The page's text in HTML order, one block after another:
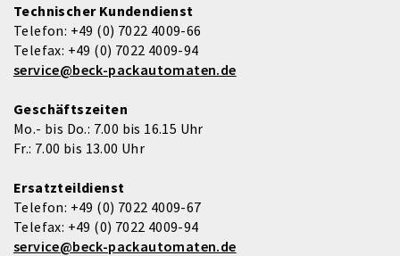
Technischer Kundendienst
Telefon: +49 (0) 7022 4009-66
Telefax: +49 (0) 7022 4009-94
service@beck-packautomaten.de
Geschäftszeiten
Mo.- bis Do.: 7.00 bis 16.15 Uhr
Fr.: 7.00 bis 13.00 Uhr
Ersatzteildienst
Telefon: +49 (0) 7022 4009-67
Telefax: +49 (0) 7022 4009-94
service@beck-packautomaten.de